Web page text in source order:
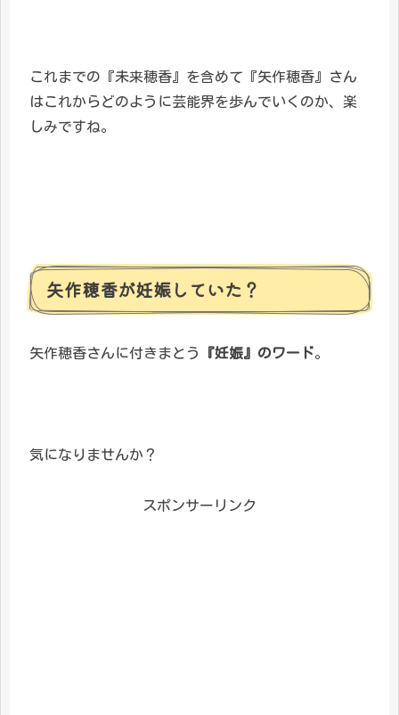
これまでの『未来穂香』を含めて『矢作穂香』さん
はこれからどのように芸能界を歩んでいくのか、楽
しみですね。
矢作穂香が妊娠していた？
矢作穂香さんに付きまとう 『妊娠』のワード。
気になりませんか？
スポンサーリンク